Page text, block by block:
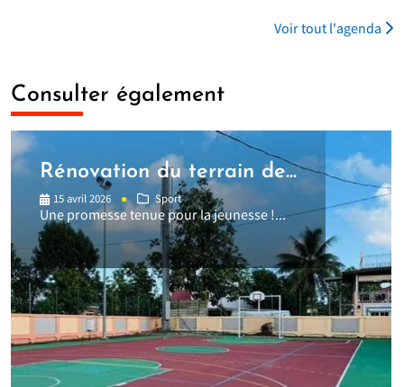
Voir tout l'agenda
Consulter également
Rénovation du terrain de...
15 avril 2026 Sport
Une promesse tenue pour la jeunesse !...